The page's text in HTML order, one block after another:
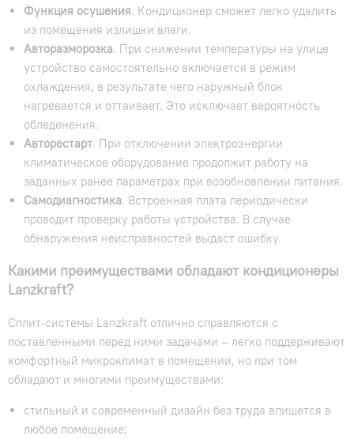
Функция осушения. Кондиционер сможет легко удалить
из помещения излишки влаги.
Авторазморозка. При снижении температуры на улице
устройство самостоятельно включается в режим
охлаждения, в результате чего наружный блок
нагревается и оттаивает. Это исключает вероятность
обледенения.
Авторестарт. При отключении электроэнергии
климатическое оборудование продолжит работу на
заданных ранее параметрах при возобновлении питания.
Самодиагностика. Встроенная плата периодически
проводит проверку работы устройства. В случае
обнаружения неисправностей выдаст ошибку.
Какими преимуществами обладают кондиционеры
Lanzkraft?
Сплит-системы Lanzkraft отлично справляются с
поставленными перед ними задачами – легко поддерживают
комфортный микроклимат в помещении, но при том
обладают и многими преимуществами:
стильный и современный дизайн без труда впишется в
любое помещение;